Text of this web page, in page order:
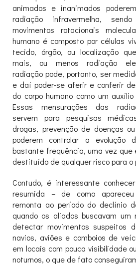
animados e inanimados
radiação infravermelha,
movimentos rotacionais
humano é composto por células
tecido, órgão, ou localização
mais, ou menos radiação
radiação pode, portanto, ser
e daí poder-se aferir e conferir
do corpo humano como um
Essas mensurações das
servem para pesquisas
drogas, prevenção de doenças
poderem controlar a evolução
bastante frequência, uma vez
destituído de qualquer risco para o
Contudo, é interessante
resumida – de como
remonta ao período do declínio
quando os aliados buscavam um
detectar movimentos suspeitos
navios, aviões e comboios de
em locais com pouca visibilidade
noturnos, o que de fato